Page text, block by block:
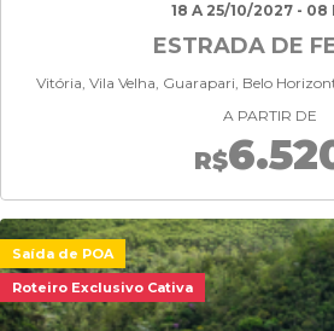
18 A 25/10/2027 - 08
ESTRADA DE
Vitória, Vila Velha, Guarapari, Belo
A PARTIR DE
R$
Saída de POA
Roteiro Exclusivo Cativa